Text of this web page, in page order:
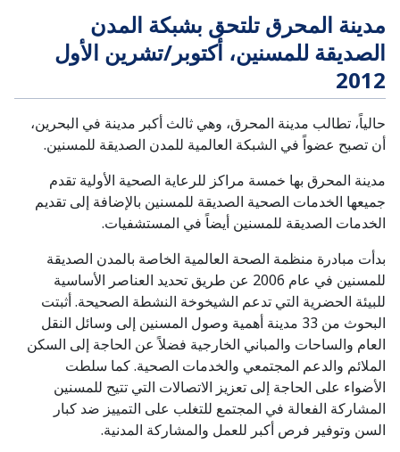
مدينة المحرق تلتحق بشبكة المدن
الصديقة للمسنين، أكتوبر/تشرين الأول
2012
حالياً، تطالب مدينة المحرق، وهي ثالث أكبر مدينة في البحرين،
أن تصبح عضواً في الشبكة العالمية للمدن الصديقة للمسنين.
مدينة المحرق بها خمسة مراكز للرعاية الصحية الأولية تقدم
جميعها الخدمات الصحية الصديقة للمسنين بالإضافة إلى تقديم
الخدمات الصديقة للمسنين أيضاً في المستشفيات.
بدأت مبادرة منظمة الصحة العالمية الخاصة بالمدن الصديقة
للمسنين في عام 2006 عن طريق تحديد العناصر الأساسية
للبيئة الحضرية التي تدعم الشيخوخة النشطة الصحيحة. أثبتت
البحوث من 33 مدينة أهمية وصول المسنين إلى وسائل النقل
العام والساحات والمباني الخارجية فضلاً عن الحاجة إلى السكن
الملائم والدعم المجتمعي والخدمات الصحية. كما سلطت
الأضواء على الحاجة إلى تعزيز الاتصالات التي تتيح للمسنين
المشاركة الفعالة في المجتمع للتغلب على التمييز ضد كبار
السن وتوفير فرص أكبر للعمل والمشاركة المدنية.